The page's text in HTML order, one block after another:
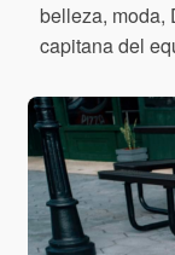
belleza, moda,
capitana del